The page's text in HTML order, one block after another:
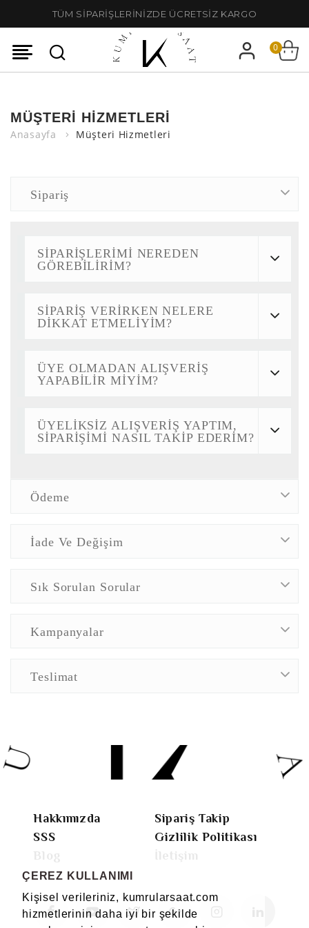
ÇEREZ KULLANIMI
Kişisel verileriniz, kumrularsaat.com
hizmetlerinin daha iyi bir şekilde
TÜM SİPARİŞLERİNİZDE ÜCRETSİZ KARGO
0
MÜŞTERI HIZMETLERI
Anasayfa Müşteri Hizmetleri
Sipariş
SİPARİŞLERİMİ NEREDEN
GÖREBİLİRİM?
SİPARİŞ VERİRKEN NELERE
DİKKAT ETMELİYİM?
ÜYE OLMADAN ALIŞVERİŞ
YAPABİLİR MİYİM?
ÜYELİKSİZ ALIŞVERİŞ YAPTIM,
SİPARİŞİMİ NASIL TAKİP EDERİM?
Ödeme
İade Ve Değişim
Sık Sorulan Sorular
Kampanyalar
Teslimat
Hakkımızda
Sipariş Takip
SSS
Gizlilik Politikası